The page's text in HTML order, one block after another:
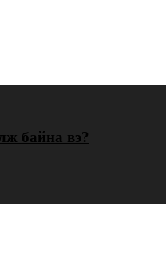
байна вэ?